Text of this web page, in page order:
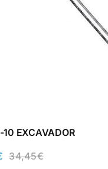
EXCAVADOR
34,45€El
El